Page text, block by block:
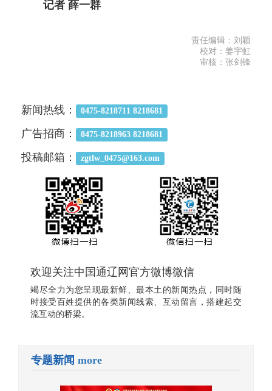
记者 薛一群
责任编辑：刘颖
校对：姜宇虹
审核：张剑锋
新闻热线： 0475-8218711 8218681
广告招商： 0475-8218963 8218681
投稿邮箱： zgtlw_0475@163.com
欢迎关注中国通辽网官方微博微信
竭尽全力为您呈现最新鲜、最本土的新闻热点，同时随
时接受百姓提供的各类新闻线索、互动留言，搭建起交
流互动的桥梁。
专题新闻 more